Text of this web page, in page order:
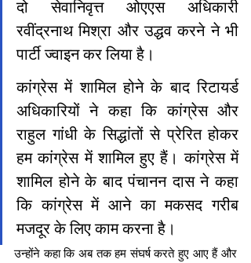
दो सेवानिवृत्त ओएएस अधिकारी
रवींद्रनाथ मिश्रा और उद्धव करने ने भी
पार्टी ज्वाइन कर लिया है।
कांग्रेस में शामिल होने के बाद रिटायर्ड
अधिकारियों ने कहा कि कांग्रेस और
राहुल गांधी के सिद्धांतों से प्रेरित होकर
हम कांग्रेस में शामिल हुए हैं। कांग्रेस में
शामिल होने के बाद पंचानन दास ने कहा
कि कांग्रेस में आने का मकसद गरीब
मजदूर के लिए काम करना है।
उन्होंने कहा कि अब तक हम संघर्ष करते हुए आए हैं और